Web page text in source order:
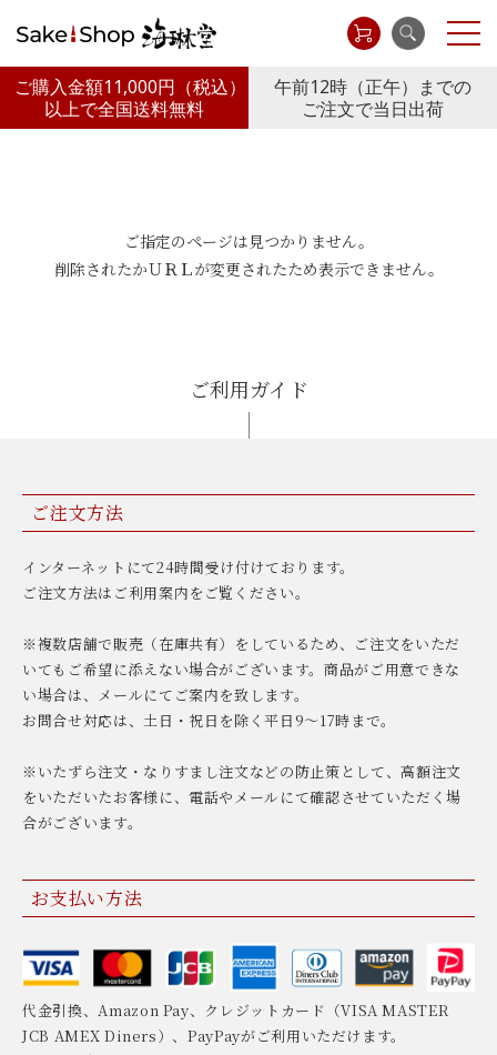
ご購入金額11,000円 （税込）
以上で全国送料無料
午前12時（正午）までの
ご注文で当日出荷
ご指定のページは見つかりません。
削除されたかＵＲＬが変更されたため表示できません。
ご利用ガイド
ご注文方法
インターネットにて24時間受け付けております。
ご注文方法はご利用案内をご覧ください。
※複数店舗で販売（在庫共有）をしているため、ご注文をいただ
いてもご希望に添えない場合がございます。商品がご用意できな
い場合は、メールにてご案内を致します。
お問合せ対応は、土日・祝日を除く平日9〜17時まで。
※いたずら注文・なりすまし注文などの防止策として、高額注文
をいただいたお客様に、電話やメールにて確認させていただく場
合がございます。
お支払い方法
代金引換、Amazon Pay、クレジットカード（VISA MASTER
JCB AMEX Diners）、PayPayがご利用いただけます。